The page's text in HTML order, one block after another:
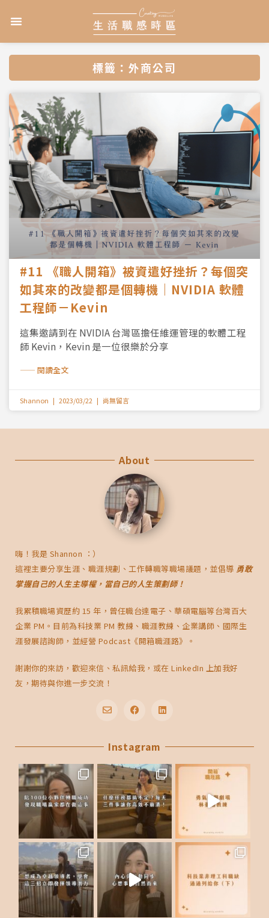
選
標籤：外商公司
#11 《職人開箱》被資遣好挫折？每個突
如其來的改變都是個轉機｜NVIDIA 軟體
工程師－Kevin
這集邀請到在 NVIDIA 台灣區擔任維運管理的軟體工程
師 Kevin，Kevin 是一位很樂於分享
—— 閱讀全文
Shannon 2023/03/22 尚無留言
About
嗨！我是 Shannon ：）
這裡主要分享生涯、職涯規劃、工作轉職等職場議題，並倡導 勇敢
掌握自己的人生主導權，當自己的人生策劃師！
我累積職場資歷約 15 年，曾任職台達電子、華碩電腦等台灣百大
企業 PM。目前為科技業 PM 教練、職涯教練、企業講師、國際生
涯發展諮詢師，並經營 Podcast《開箱職涯路》。
謝謝你的來訪，歡迎來信、私訊給我，或在 LinkedIn 上加我好
友，期待與你進一步交流！
e
l
o
p
e
F
e
b
o
o
k
L
k
d
i
n
Instagram